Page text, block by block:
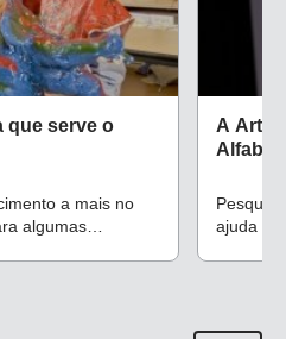
que serve o
a mais no
algumas
A Arte
ajuda as